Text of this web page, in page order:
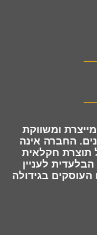
ומשווקת
החברה אינה
תוצרת חקלאית
לעניין
בגידולה